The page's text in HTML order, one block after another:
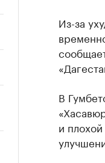
Из-за
В
и